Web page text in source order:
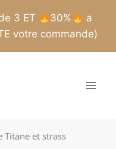
3 ET 30%
a
votre commande)
Titane et strass